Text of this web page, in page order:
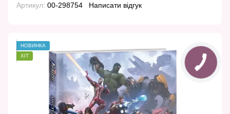
Артикул: 00-298754 Написати відгук
НОВИНКА
ХІТ